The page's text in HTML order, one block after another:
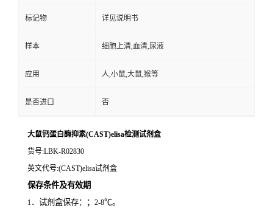
标记物 详见说明书
样本 细胞上清,血清,尿液
应用 人,小鼠,大鼠,猴等
是否进口 否
大鼠钙蛋白酶抑素(CAST)elisa检测试剂盒
货号:LBK-R02830
英文代号:(CAST)elisa试剂盒
保存条件及有效期
1．试剂盒保存：； 2-8℃。